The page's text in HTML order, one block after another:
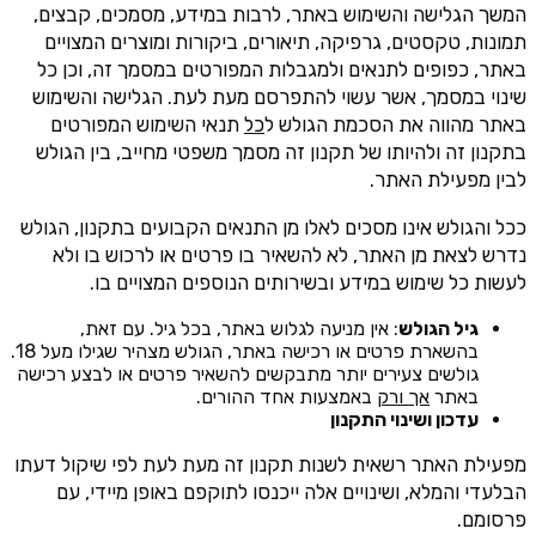
המשך הגלישה והשימוש באתר, לרבות במידע, מסמכים, קבצים,
תמונות, טקסטים, גרפיקה, תיאורים, ביקורות ומוצרים המצויים
באתר, כפופים לתנאים ולמגבלות המפורטים במסמך זה, וכן כל
שינוי במסמך, אשר עשוי להתפרסם מעת לעת. הגלישה והשימוש
באתר מהווה את הסכמת הגולש לכל תנאי השימוש המפורטים
בתקנון זה ולהיותו של תקנון זה מסמך משפטי מחייב, בין הגולש
לבין מפעילת האתר.
ככל והגולש אינו מסכים לאלו מן התנאים הקבועים בתקנון, הגולש
נדרש לצאת מן האתר, לא להשאיר בו פרטים או לרכוש בו ולא
לעשות כל שימוש במידע ובשירותים הנוספים המצויים בו.
גיל הגולש: אין מניעה לגלוש באתר, בכל גיל. עם זאת,
בהשארת פרטים או רכישה באתר, הגולש מצהיר שגילו מעל 18.
גולשים צעירים יותר מתבקשים להשאיר פרטים או לבצע רכישה
באתר אך ורק באמצעות אחד ההורים.
עדכון ושינוי התקנון
מפעילת האתר רשאית לשנות תקנון זה מעת לעת לפי שיקול דעתו
הבלעדי והמלא, ושינויים אלה ייכנסו לתוקפם באופן מיידי, עם
פרסומם.